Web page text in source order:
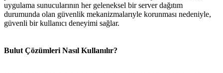
uygulama sunucularının her geleneksel bir server dağıtım
durumunda olan güvenlik mekanizmalarıyle korunması nedeniyle,
güvenli bir kullanıcı deneyimi sağlar.
Bulut Çözümleri Nasıl Kullanılır?